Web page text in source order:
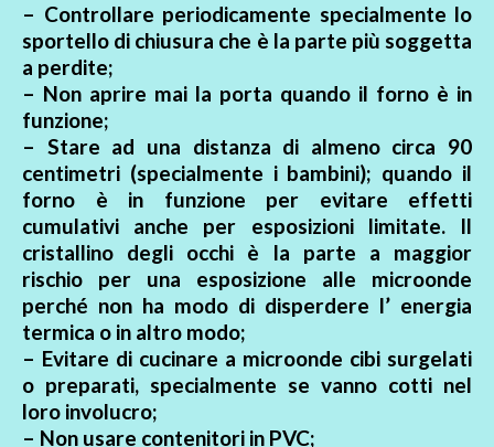
– Controllare periodicamente specialmente lo
sportello di chiusura che è la parte più soggetta
a perdite;
– Non aprire mai la porta quando il forno è in
funzione;
– Stare ad una distanza di almeno circa 90
centimetri (specialmente i bambini); quando il
forno è in funzione per evitare effetti
cumulativi anche per esposizioni limitate. Il
cristallino degli occhi è la parte a maggior
rischio per una esposizione alle microonde
perché non ha modo di disperdere l’ energia
termica o in altro modo;
– Evitare di cucinare a microonde cibi surgelati
o preparati, specialmente se vanno cotti nel
loro involucro;
– Non usare contenitori in PVC;